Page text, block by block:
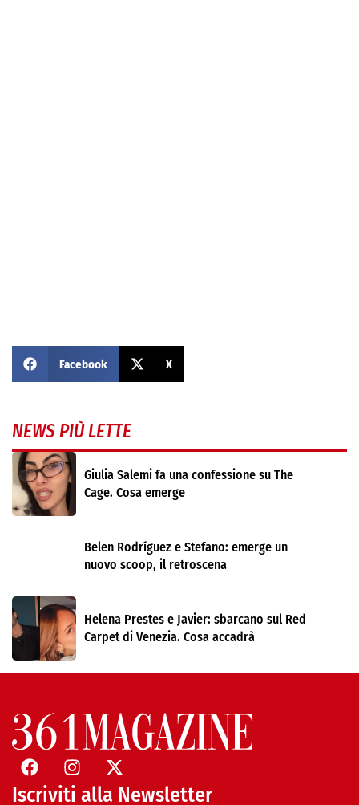
Facebook X
NEWS PIÙ LETTE
Giulia Salemi fa una confessione su The
Cage. Cosa emerge
Belen Rodríguez e Stefano: emerge un
nuovo scoop, il retroscena
Helena Prestes e Javier: sbarcano sul Red
Carpet di Venezia. Cosa accadrà
Iscriviti alla Newsletter